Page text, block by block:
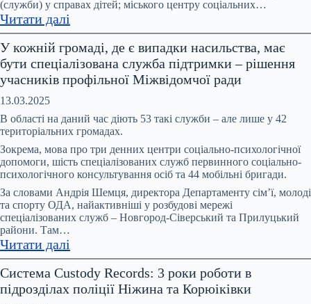
Чернігівщина»
(служби) у справах дітей; міського центру соціальних…
Читати далі
З
початку
2025
року
Чернігові
зросла
кількість
повідомлень
про
вчинення
домашнього
насильства
У кожній громаді, де є випадки насильства, має
бути спеціалізована служба підтримки – рішення
учасників профільної Міжвідомчої ради
13.03.2025
В області на даний час діють 53 такі служби – але лише у 42
територіальних громадах.
Зокрема, мова про три денних центри соціально-психологічної
допомоги, шість спеціалізованих служб первинного соціально-
психологічного консультування осіб та 44 мобільні бригади.
За словами Андрія Шемця, директора Департаменту сім’ї, молоді
та спорту ОДА, найактивніші у розбудові мережі
спеціалізованих служб – Новгород-Сіверський та Прилуцький
райони. Там…
Читати далі
У
кожній
громаді,
Система Custody Records: 3 роки роботи в
підрозділах поліції Ніжина та Корюіківки